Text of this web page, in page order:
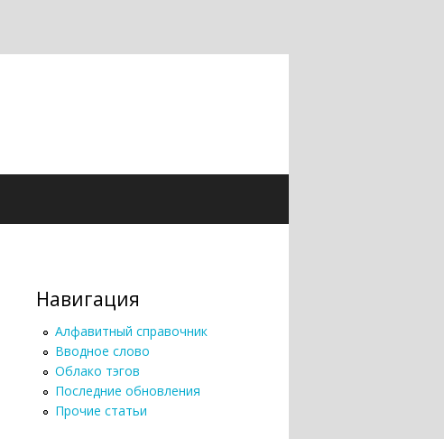
Навигация
Алфавитный справочник
Вводное слово
Облако тэгов
Последние обновления
Прочие статьи